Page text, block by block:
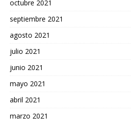
octubre 2021
septiembre 2021
agosto 2021
julio 2021
junio 2021
mayo 2021
abril 2021
marzo 2021